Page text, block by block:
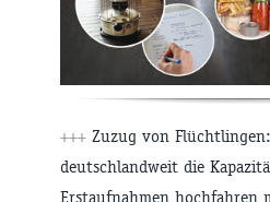
+++ Zuzug von
deutschlandweit die
Erstaufnahmen hochfahren